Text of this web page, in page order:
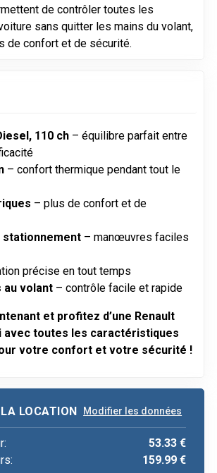
de contrôler toutes les
sans quitter les mains du volant,
de confort et de sécurité.
110 ch– équilibre parfait entre
– confort thermique pendant tout le
– plus de confort et de
stationnement– manœuvres faciles
précise en tout temps
au volant– contrôle facile et rapide
et profitez d’une Renault
avec toutes les caractéristiques
votre confort et votre sécurité !
LOCATION Modifier les données
: 53.33 €
: 159.99 €